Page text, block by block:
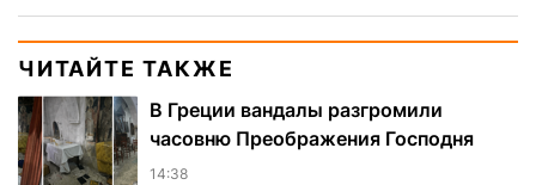
ЧИТАЙТЕ ТАКЖЕ
В Греции вандалы разгромили
часовню Преображения Господня
14:38